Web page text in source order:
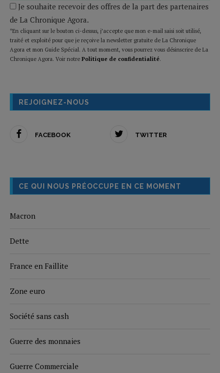
Je souhaite recevoir des offres de la part des partenaires
de La Chronique Agora.
*En cliquant sur le bouton ci-dessus, j’accepte que mon e-mail saisi soit utilisé,
traité et exploité pour que je reçoive la newsletter gratuite de La Chronique
Agora et mon Guide Spécial. A tout moment, vous pourrez vous désinscrire de La
Chronique Agora. Voir notre Politique de confidentialité.
REJOIGNEZ-NOUS
FACEBOOK TWITTER
CE QUI NOUS PRÉOCCUPE EN CE MOMENT
Macron
Dette
France en Faillite
Zone euro
Société sans cash
Guerre des monnaies
Guerre Commerciale